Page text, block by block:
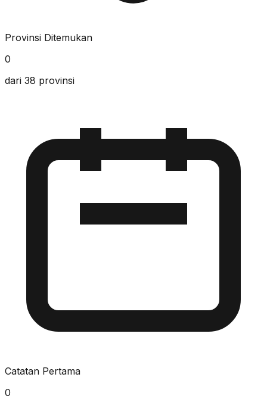
Provinsi Ditemukan
0
dari 38 provinsi
Catatan Pertama
0